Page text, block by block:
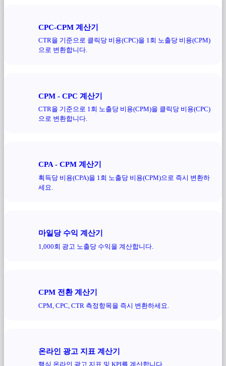
CPC-CPM 계산기
CTR을 기준으로 클릭당 비용(CPC)을 1회 노출당 비용(CPM)
으로 변환합니다.
CPM - CPC 계산기
CTR을 기준으로 1회 노출당 비용(CPM)을 클릭당 비용(CPC)
으로 변환합니다.
CPA - CPM 계산기
획득당 비용(CPA)을 1회 노출당 비용(CPM)으로 즉시 변환하
세요.
마일당 수익 계산기
1,000회 광고 노출당 수익을 계산합니다.
CPM 전환 계산기
CPM, CPC, CTR 측정항목을 즉시 변환하세요.
온라인 광고 지표 계산기
핵심 온라인 광고 지표 및 KPI를 계산합니다.